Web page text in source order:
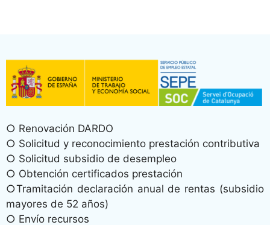
○ Renovación DARDO
○ Solicitud y reconocimiento prestación contributiva
○ Solicitud subsidio de desempleo
○ Obtención certificados prestación
○Tramitación declaración anual de rentas (subsidio
mayores de 52 años)
○ Envío recursos